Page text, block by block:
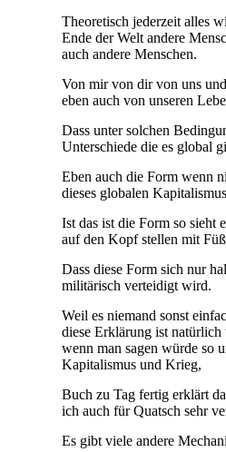
Theoretisch jederzeit alles
Ende der Welt andere
auch andere Menschen.
Von mir von dir von uns
eben auch von unseren
Dass unter solchen
Unterschiede die es global
Eben auch die Form wenn
dieses globalen
Ist das ist die Form so sieht
auf den Kopf stellen mit
Dass diese Form sich nur
militärisch verteidigt wird.
Weil es niemand sonst
diese Erklärung ist
wenn man sagen würde so
Kapitalismus und Krieg,
Buch zu Tag fertig erklärt
ich auch für Quatsch sehr
Es gibt viele andere